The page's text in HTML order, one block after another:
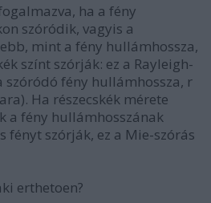
ha a fény
szóródik, vagyis a
mint a fény hullámhossza,
színt szórják: ez a Rayleigh-
szóródó fény hullámhossza, r
Ha részecskék mérete
a fény hullámhosszának
fényt szórják, ez a Mie-szórás
erthetoen?